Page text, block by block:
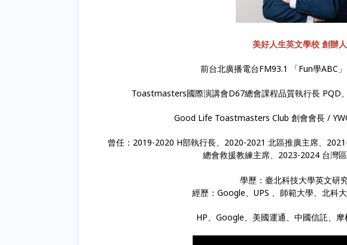
美好人生英文學校 創辦
前台北廣播電台FM93.1 「Fun學ABC
Toastmasters國際演講會D67總會課程品質執行長 PQD
Good Life Toastmasters Club 創會會長 /
曾任：2019-2020 H部執行長、2020-2021 北區推廣主席、
總會救援教練主席、2023-2024 台灣
學歷：臺北科技大學英文研
經歷：Google、UPS 、師範大學、北科
HP、Google、美國運通、中國信託、